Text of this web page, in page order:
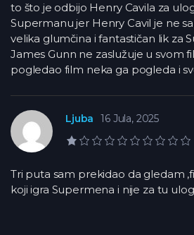
to što je odbijo Henry Cavila za
Supermanu jer Henry Cavil je ne
velika glumčina i fantastičan lik za
James Gunn ne zaslužuje u svom
pogledao film neka ga pogleda i
Ljuba
16 Jula, 2025
1,0 rejting
Tri puta sam prekidao da gledam
koji igra Supermena i nije za tu